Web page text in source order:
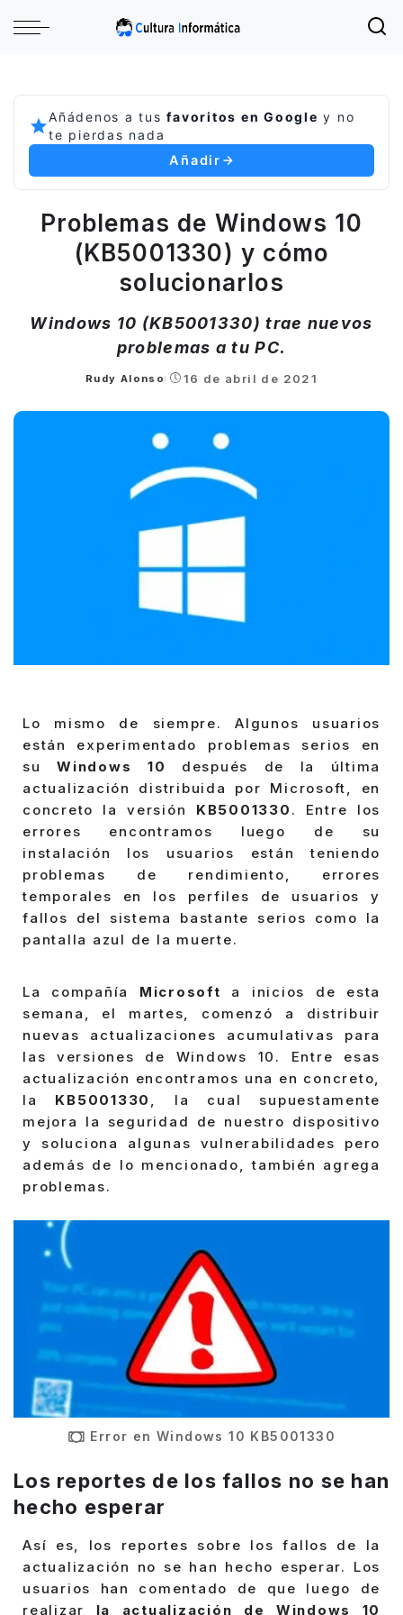
Añádenos a tusfavoritos en Google y no
te pierdas nada
Añadir
Problemas de Windows 10
(KB5001330) y cómo
solucionarlos
Windows 10 (KB5001330) trae nuevos
problemas a tu PC.
Posted
Rudy Alonso 16 de abril de 2021
Lo mismo de siempre. Algunos usuarios
están experimentado problemas serios en
su Windows 10
después de la última
actualización distribuida por Microsoft, en
concreto la versión KB5001330 . Entre los
errores encontramos luego de su
instalación los usuarios están teniendo
problemas de rendimiento, errores
temporales en los perfiles de usuarios y
fallos del sistema bastante serios como la
pantalla azul de la muerte.
La compañía Microsoft a inicios de esta
semana, el martes, comenzó a distribuir
nuevas actualizaciones acumulativas para
las versiones de Windows 10. Entre esas
actualización encontramos una en concreto,
la KB5001330 , la cual supuestamente
mejora la seguridad de nuestro dispositivo
y soluciona algunas vulnerabilidades pero
además de lo mencionado, también agrega
problemas.
Error en Windows 10 KB5001330
Los reportes de los fallos no se han
hecho esperar
Así es, los reportes sobre los fallos de la
actualización no se han hecho esperar. Los
usuarios han comentado de que luego de
realizar la actualización de Windows 10